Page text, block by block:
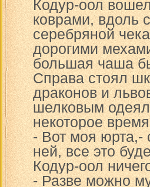
Кодур-оол
коврами, вдоль
серебряной
дорогими
большая чаша
Справа стоял
драконов и
шелковым
некоторое
- Вот моя юрта,-
ней, все это
Кодур-оол
- Разве можно